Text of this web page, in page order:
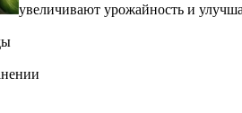
увеличивают урожайность и